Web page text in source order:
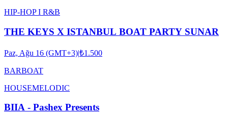
HIP-HOP I R&B
THE KEYS X ISTANBUL BOAT PARTY SUNAR
Paz, Ağu 16 (GMT+3)|₺1.500
BARBOAT
HOUSEMELODIC
BIIA - Pashex Presents